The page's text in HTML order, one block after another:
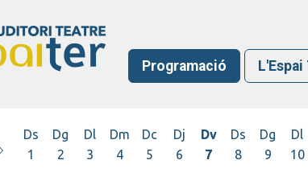
Programació L'Espai
Ds
1
Dg
2
Dl
3
Dm
4
Dc
5
Dj
6
Dv
7
Ds
8
Dg
9
Dl
10